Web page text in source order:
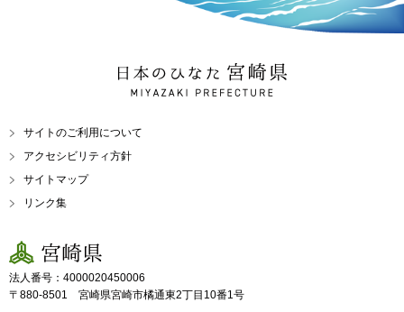
日本のひなた 宮崎県
MIYAZAKI PREFECTURE
サイトのご利用について
アクセシビリティ方針
サイトマップ
リンク集
宮崎県
法人番号：4000020450006
〒880-8501 宮崎県宮崎市橘通東2丁目10番1号